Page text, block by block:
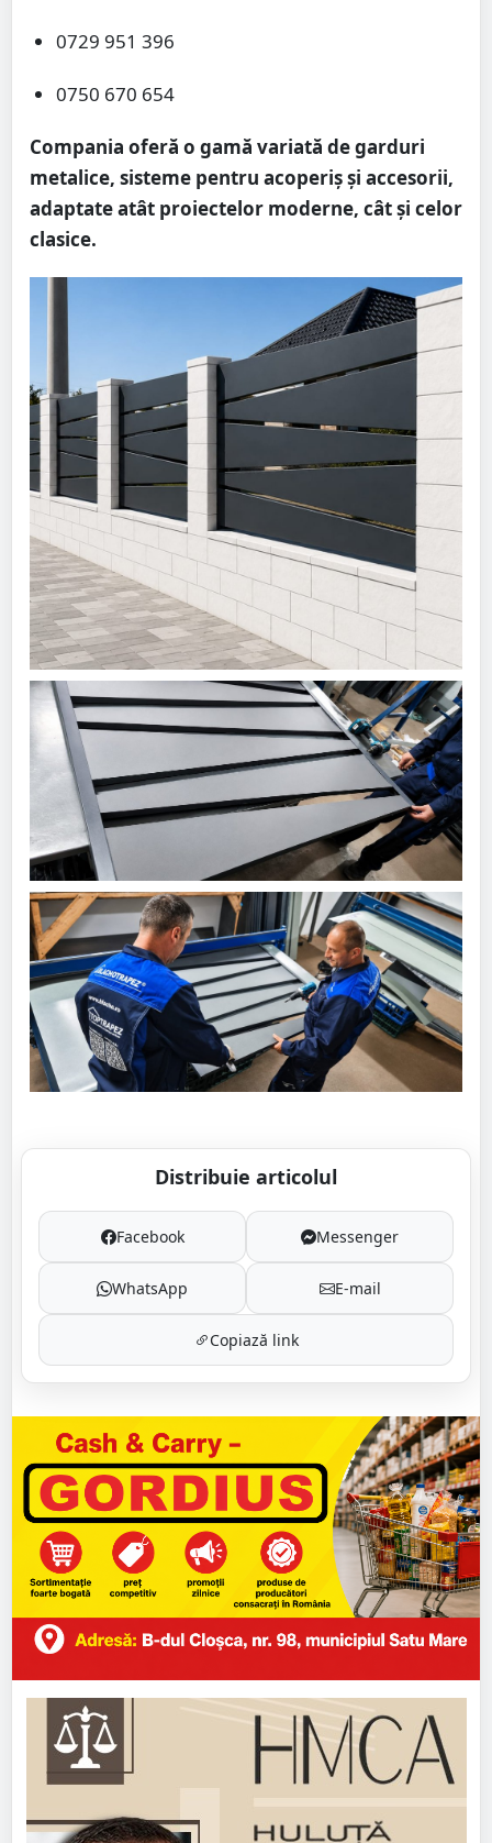
0729 951 396
0750 670 654
Compania oferă o gamă variată de garduri
metalice, sisteme pentru acoperiș și accesorii,
adaptate atât proiectelor moderne, cât și celor
clasice.
Distribuie articolul
Facebook Messenger
WhatsApp E-mail
Copiază link